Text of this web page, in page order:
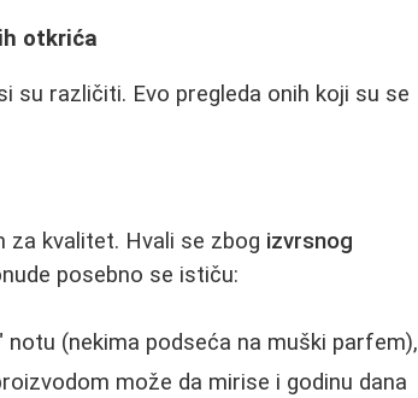
otkrića
različiti. Evo pregleda onih koji su se
za kvalitet. Hvali se zbog izvrsnog
posebno se ističu:
notu (nekima podseća na muški parfem),
može da mirise i godinu dana